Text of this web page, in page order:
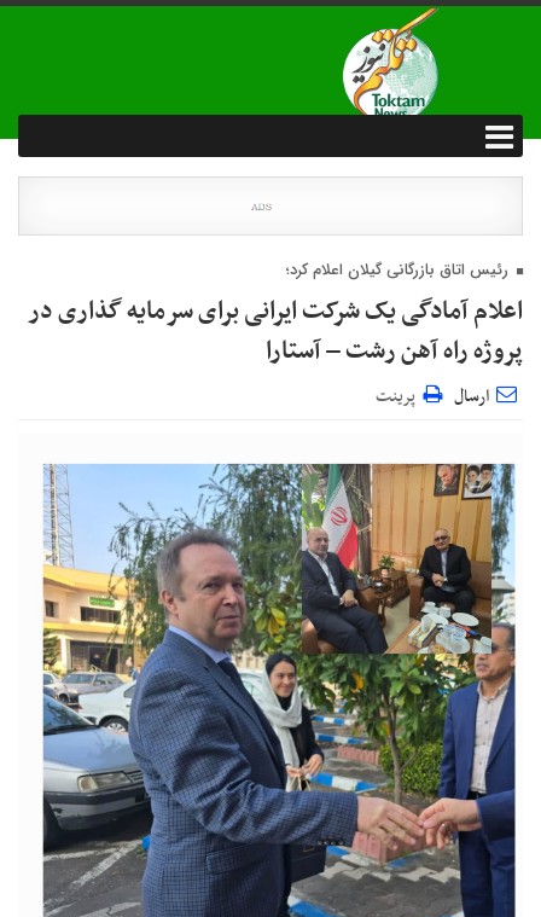
رئیس اتاق بازرگانی گیلان اعلام کرد؛
اعلام آمادگی یک شرکت ایرانی برای سرمایه گذاری در
پروژه راه آهن رشت – آستارا
ارسال پرینت